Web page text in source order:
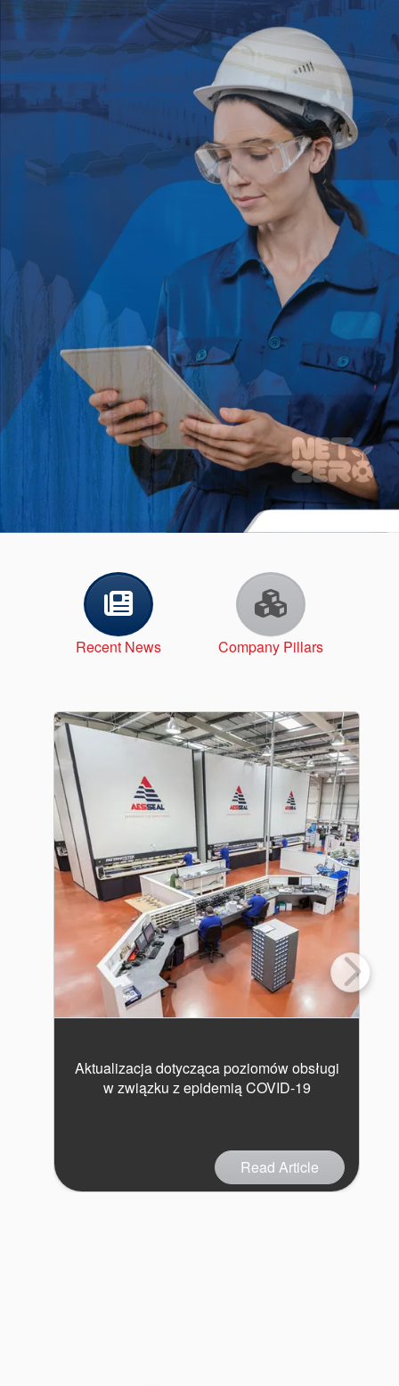
dławicowe
Systemy
wspomagające
uszczelnienia
Certyfikaty i standardy
Recent News Company Pillars
Aktualizacja dotycząca poziomów obsługi
w związku z epidemią COVID-19
Read Article